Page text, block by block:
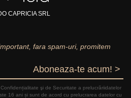
CAPRICIA SRL
fara spam-uri, promitem
Aboneaza-te acum! >
şi de Securitate a prelucrăriidatelor
16 ani și sunt de acord cu prelucrarea datelor cu